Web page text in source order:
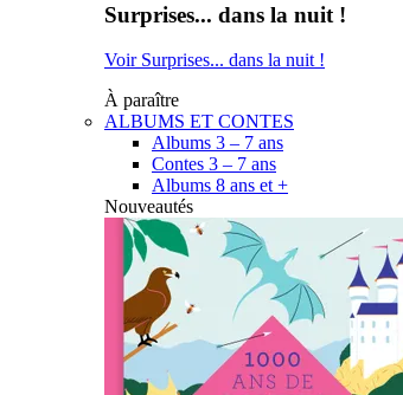
Surprises... dans la nuit !
Voir Surprises... dans la nuit !
À paraître
ALBUMS ET CONTES
Albums 3 – 7 ans
Contes 3 – 7 ans
Albums 8 ans et +
Nouveautés